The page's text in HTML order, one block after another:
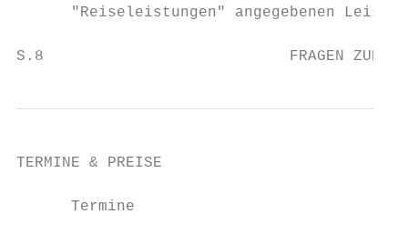
"Reiseleistungen" angegebenen
S.8                           FRAGEN ZUR
TERMINE & PREISE
Termine